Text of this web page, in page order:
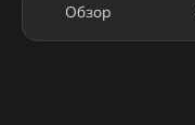
Обзор